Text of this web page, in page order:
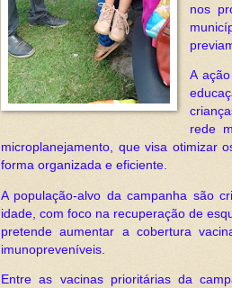
nos
A
rede
microplanejamento, que visa otimizar
forma organizada e eficiente.
A população-alvo da campanha são
idade, com foco na recuperação de
pretende aumentar a cobertura
imunopreveníveis.
Entre as vacinas prioritárias da